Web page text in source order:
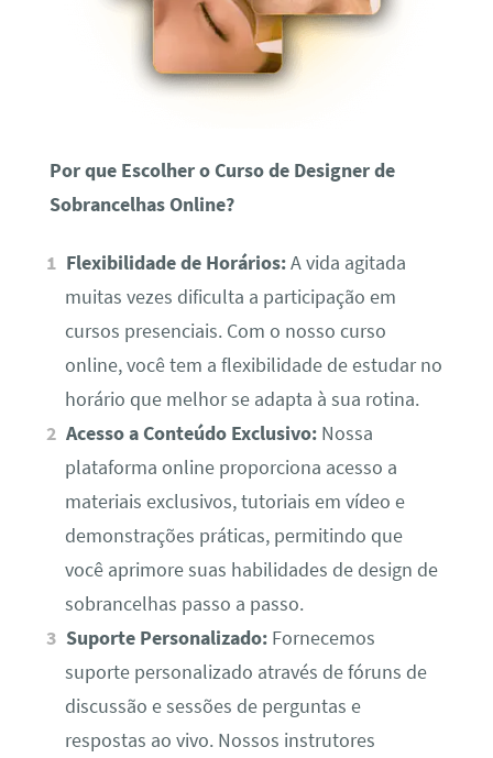
Por que Escolher o Curso de Designer de
Sobrancelhas Online?
Flexibilidade de Horários:A vida agitada
muitas vezes dificulta a participação em
cursos presenciais. Com o nosso curso
online, você tem a flexibilidade de estudar no
horário que melhor se adapta à sua rotina.
Acesso a Conteúdo Exclusivo: Nossa
plataforma online proporciona acesso a
materiais exclusivos, tutoriais em vídeo e
demonstrações práticas, permitindo que
você aprimore suas habilidades de design de
sobrancelhas passo a passo.
Suporte Personalizado: Fornecemos
suporte personalizado através de fóruns de
discussão e sessões de perguntas e
respostas ao vivo. Nossos instrutores